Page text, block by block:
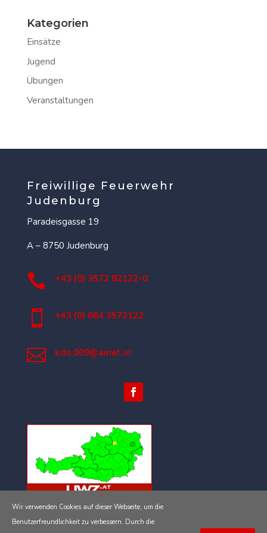
Kategorien
Einsätze
Jugend
Übungen
Veranstaltungen
Freiwillige Feuerwehr
Judenburg
Paradeisgasse 19
A – 8750 Judenburg
 +43 (0) 3572 82122-0
 +43 (0) 664 3572122
 kdo.009@ainet.at
Impressum
Wir verwenden Cookies auf dieser Webseite, um die
Benutzerfreundlichkeit zu verbessern. Durch die